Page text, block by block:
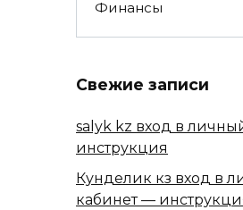
Финансы
Свежие записи
salyk kz вход в
инструкция
Кунделик кз вход в
кабинет —